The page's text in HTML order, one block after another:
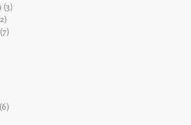
(3)
(7)
(6)